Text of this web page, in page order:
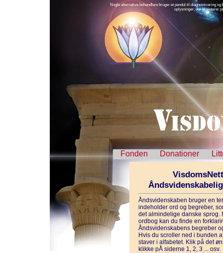
Nogle alternative behandlere bruger et pendul til diagnosticering
oplysninger, der eksisterer
Fonden Donationer
Åndsvidenskaben bruger en
indeholder ord og begreber,
det almindelige danske sprog.
ordbog kan du finde en
Åndsvidenskabens begreber
Hvis du scroller ned i bunden
staver i alfabetet. Klik på det
klikke pÅ siderne 1, 2, 3 ... osv.